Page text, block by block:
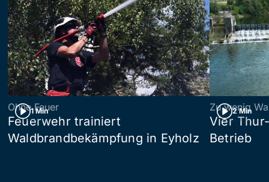
1 Min
Ohne Feuer
Feuerwehr trainiert
Waldbrandbekämpfung in Eyholz
2 Min
Zu wenig
Vier
Betrieb